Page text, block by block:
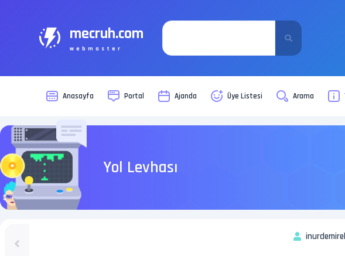
mecruh.com
webmaster
Anasayfa Portal Ajanda Üye Listesi Arama
Yol Levhası